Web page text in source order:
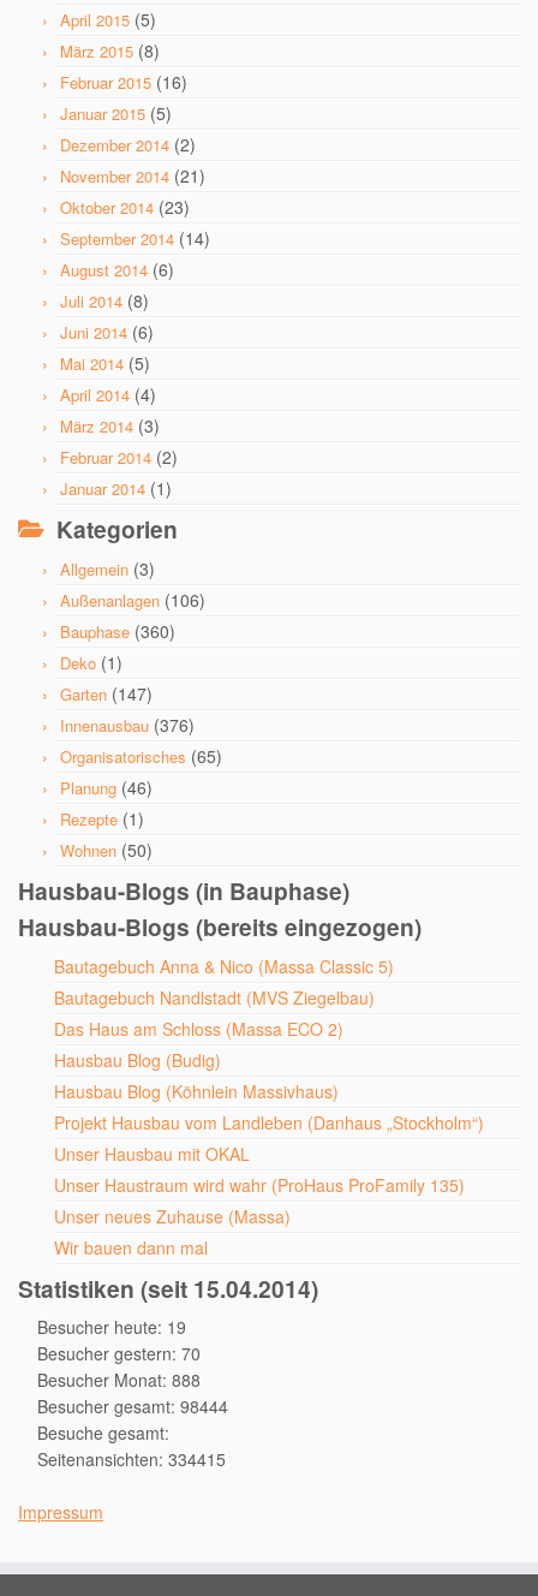
April 2015 (5)
März 2015 (8)
Februar 2015 (16)
Januar 2015 (5)
Dezember 2014 (2)
November 2014 (21)
Oktober 2014 (23)
September 2014 (14)
August 2014 (6)
Juli 2014 (8)
Juni 2014 (6)
Mai 2014 (5)
April 2014 (4)
März 2014 (3)
Februar 2014 (2)
Januar 2014 (1)
Kategorien
Allgemein (3)
Außenanlagen (106)
Bauphase (360)
Deko (1)
Garten (147)
Innenausbau (376)
Organisatorisches (65)
Planung (46)
Rezepte (1)
Wohnen (50)
Hausbau-Blogs (in Bauphase)
Hausbau-Blogs (bereits eingezogen)
Bautagebuch Anna & Nico (Massa Classic 5)
Bautagebuch Nandlstadt (MVS Ziegelbau)
Das Haus am Schloss (Massa ECO 2)
Hausbau Blog (Budig)
Hausbau Blog (Köhnlein Massivhaus)
Projekt Hausbau vom Landleben (Danhaus „Stockholm“)
Unser Hausbau mit OKAL
Unser Haustraum wird wahr (ProHaus ProFamily 135)
Unser neues Zuhause (Massa)
Wir bauen dann mal
Statistiken (seit 15.04.2014)
Besucher heute: 19
Besucher gestern: 70
Besucher Monat: 888
Besucher gesamt: 98444
Besuche gesamt:
Seitenansichten: 334415
Impressum